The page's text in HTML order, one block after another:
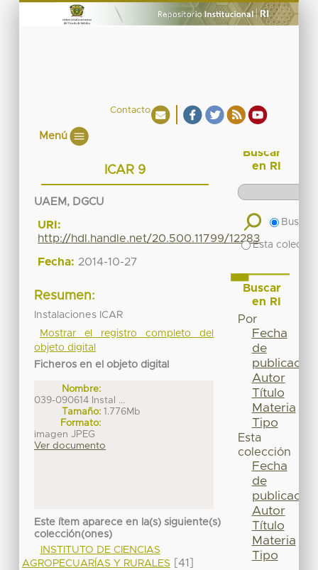
Contacto
Menú
ICAR 9
UAEM, DGCU
URI:
http://hdl.handle.net/20.500.11799/12283
Fecha: 2014-10-27
Resumen:
Instalaciones ICAR
Mostrar el registro completo del
objeto digital
Ficheros en el objeto digital
Nombre:
039-090614 Instal ...
Tamaño: 1.776Mb
Formato:
imagen JPEG
Ver documento
Este ítem aparece en la(s) siguiente(s)
colección(ones)
INSTITUTO DE CIENCIAS
AGROPECUARÍAS Y RURALES
[41]
Buscar
en RI
Buscar
Esta
Buscar
en RI
Por
Fecha
de
publicación
Autor
Título
Materia
Tipo
Esta
colección
Fecha
de
publicación
Autor
Título
Materia
Tipo